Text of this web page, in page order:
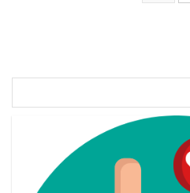
てるだけで金になるおすすめの資
格を、国家資格や学生向けなどの